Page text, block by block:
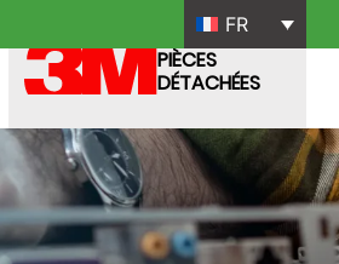
FR
PIÈCES
DÉTACHÉES